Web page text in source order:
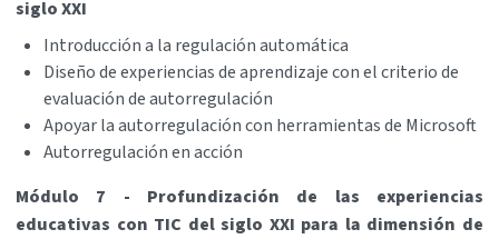
siglo XXI
Introducción a la regulación automática
Diseño de experiencias de aprendizaje con el criterio de
evaluación de autorregulación
Apoyar la autorregulación con herramientas de Microsoft
Autorregulación en acción
Módulo 7 - Profundización de las experiencias
educativas con TIC del siglo XXI para la dimensión de